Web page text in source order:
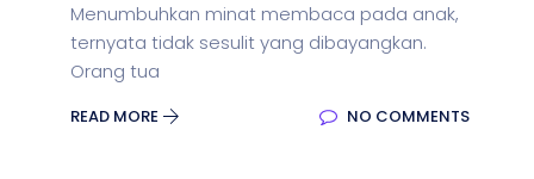
Menumbuhkan minat membaca pada anak,
ternyata tidak sesulit yang dibayangkan.
Orang tua
READ MORE NO COMMENTS